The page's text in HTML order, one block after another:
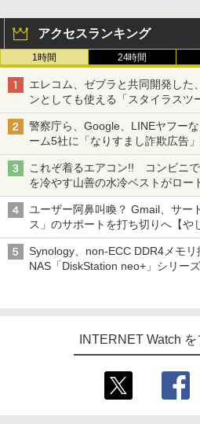
アクセスランキング
1時間 24時間
エレコム、ゼブラと共同開発した
ンとしても使える「スタイラス
も、持ち替えずに書き込める
警察庁ら、Google、LINEヤフー
ーム5社に「なりすまし詐欺広告
真や映像を使った投資詐欺などへ
これぞ着るエアコン!! コンビニ
を冷やす山善の水冷ベストがロー
ち・ざ・ろーど！その14】【空い
ユーザー阿鼻叫喚？ Gmail、サー
ス」のサポートを打ち切りへ【や
Synology、non-ECC DDR4メモ
NAS「DiskStation neo+」シリー
INTERNET Watch